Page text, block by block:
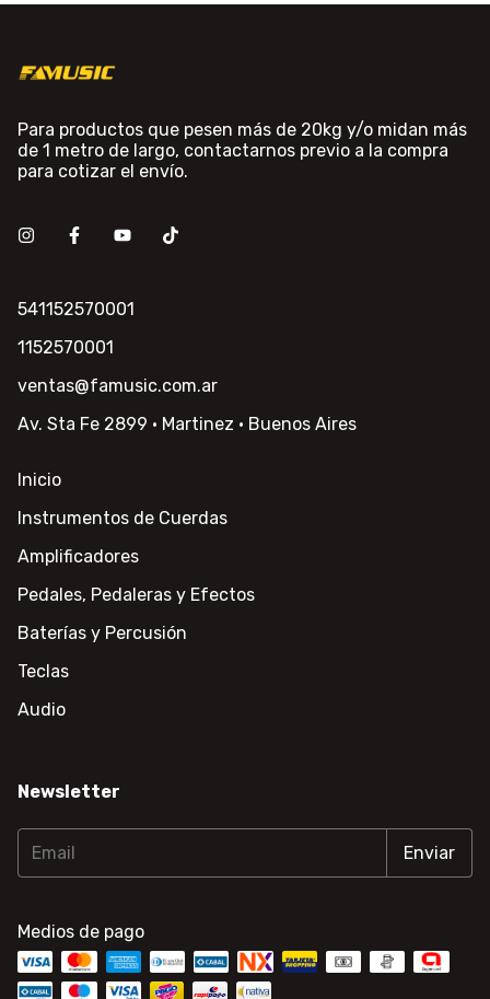
Para productos que pesen más de 20kg y/o midan más
de 1 metro de largo, contactarnos previo a la compra
para cotizar el envío.
541152570001
1152570001
ventas@famusic.com.ar
Av. Sta Fe 2899 · Martinez · Buenos Aires
Inicio
Instrumentos de Cuerdas
Amplificadores
Pedales, Pedaleras y Efectos
Baterías y Percusión
Teclas
Audio
Newsletter
Medios de pago